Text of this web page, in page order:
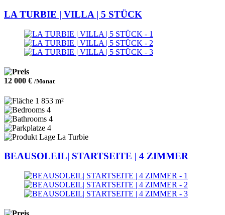
LA TURBIE | VILLA | 5 STÜCK
12 000 € /Monat
1 853 m²
4
4
4
La Turbie
BEAUSOLEIL| STARTSEITE | 4 ZIMMER